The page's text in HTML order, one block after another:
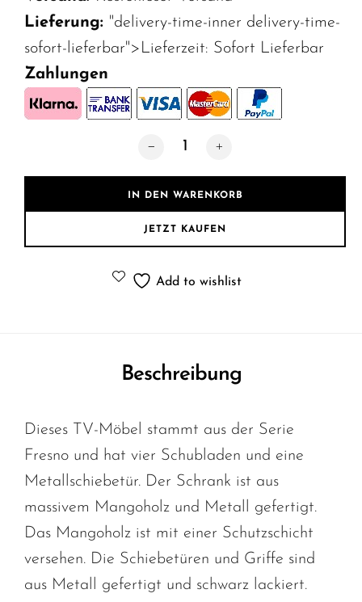
Lieferung: "delivery-time-inner delivery-time-
sofort-lieferbar">Lieferzeit: Sofort Lieferbar
Zahlungen
TV-Möbel Fresno | 155 cm Menge
IN DEN WARENKORB
JETZT KAUFEN
Add to wishlist
Beschreibung
Dieses TV-Möbel stammt aus der Serie
Fresno und hat vier Schubladen und eine
Metallschiebetür. Der Schrank ist aus
massivem Mangoholz und Metall gefertigt.
Das Mangoholz ist mit einer Schutzschicht
versehen. Die Schiebetüren und Griffe sind
aus Metall gefertigt und schwarz lackiert.